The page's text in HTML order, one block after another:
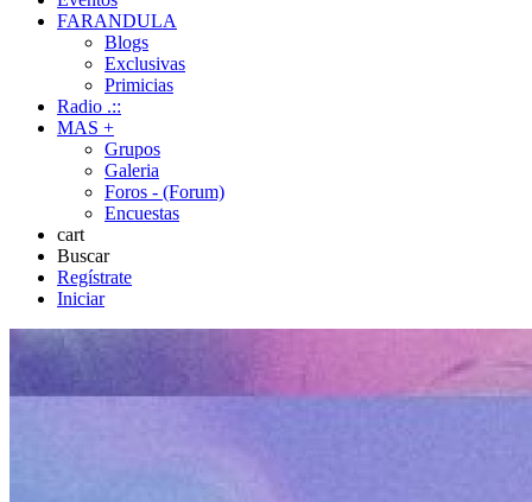
FARANDULA
Blogs
Exclusivas
Primicias
Radio .::
MAS +
Grupos
Galeria
Foros - (Forum)
Encuestas
cart
Buscar
Regístrate
Iniciar